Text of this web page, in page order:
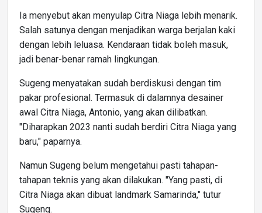
Ia menyebut akan menyulap Citra Niaga lebih menarik.
Salah satunya dengan menjadikan warga berjalan kaki
dengan lebih leluasa. Kendaraan tidak boleh masuk,
jadi benar-benar ramah lingkungan.
Sugeng menyatakan sudah berdiskusi dengan tim
pakar profesional. Termasuk di dalamnya desainer
awal Citra Niaga, Antonio, yang akan dilibatkan.
"Diharapkan 2023 nanti sudah berdiri Citra Niaga yang
baru," paparnya.
Namun Sugeng belum mengetahui pasti tahapan-
tahapan teknis yang akan dilakukan. "Yang pasti, di
Citra Niaga akan dibuat landmark Samarinda," tutur
Sugeng.